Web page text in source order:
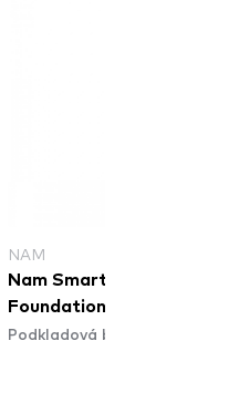
NAM
Nam Smart Flawless
Foundation 01N - SWAN
Podkladová báze